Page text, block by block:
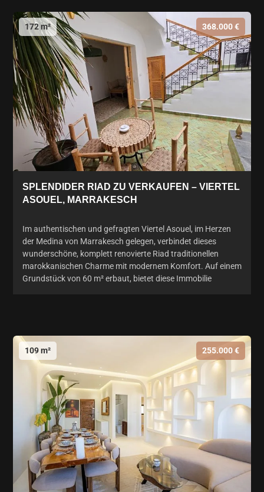
172 m² 368.000 €
SPLENDIDER RIAD ZU VERKAUFEN – VIERTEL
ASOUEL, MARRAKESCH
Im authentischen und gefragten Viertel Asouel, im Herzen
der Medina von Marrakesch gelegen, verbindet dieses
wunderschöne, komplett renovierte Riad traditionellen
marokkanischen Charme mit modernem Komfort. Auf einem
Grundstück von 60 m² erbaut, bietet diese Immobilie
109 m² 255.000 €